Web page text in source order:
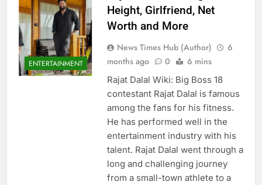
ENTERTAINMENT
Height, Girlfriend, Net
Worth and More
News Times Hub (Author)
6
months ago
0 6 mins
Rajat Dalal Wiki: Big Boss 18
contestant Rajat Dalal is famous
among the fans for his fitness.
He has performed well in the
entertainment industry with his
talent. Rajat Dalal went through a
long and challenging journey
from a small-town athlete to a